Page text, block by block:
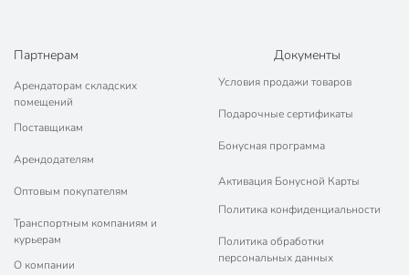
Партнерам
Арендаторам складских
помещений
Поставщикам
Арендодателям
Оптовым покупателям
Транспортным компаниям и
курьерам
О компании
Документы
Условия продажи товаров
Подарочные сертификаты
Бонусная программа
Активация Бонусной Карты
Политика конфиденциальности
Политика обработки
персональных данных